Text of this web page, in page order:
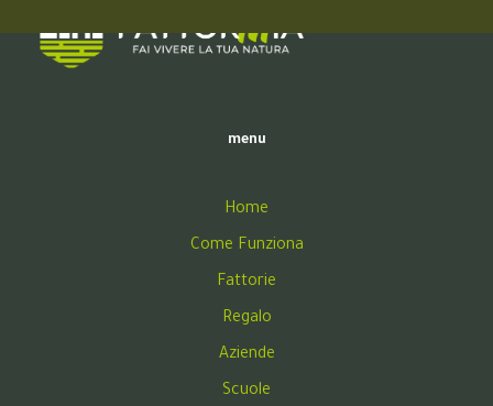
menu
Home
Come Funziona
Fattorie
Regalo
Aziende
Scuole